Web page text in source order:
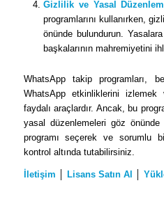
Gizlilik ve Yasal
programlarını kullanırken,
önünde bulundurun.
başkalarının mahremiyetini
WhatsApp takip programları,
WhatsApp etkinliklerini
faydalı araçlardır. Ancak, bu
yasal düzenlemeleri göz
programı seçerek ve sorumlu
kontrol altında tutabilirsiniz.
İletişim Lisans Satın Al